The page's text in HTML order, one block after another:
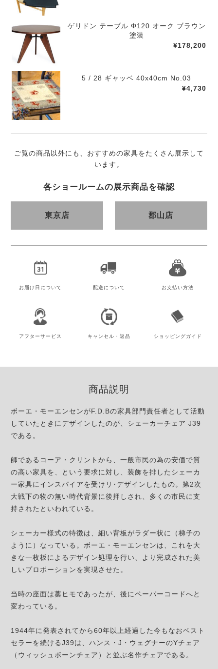
ゲリドン テーブル Φ120 オーク ブラウン
塗装
¥178,200
5 / 28 ギャッベ 40x40cm No.03
¥4,730
ご覧の商品以外にも、おすすめの家具をたくさん展示して
います。
各ショールームの展示商品を確認
東京店 郡山店
お届け日 について 配送について お支払い方法
アフターサービス キャンセル・ 返品 ショッピングガイド
商品説明
ボーエ・モーエンセンがF.D.Bの家具部門責任者として活動
していたときにデザインしたのが、シェーカーチェア J39
である。
師であるコーア・クリントから、一般市民の為の安価で質
の高い家具を、という要求に対し、装飾を排したシェーカ
ー家具にインスパイアを受けリ･デザインしたもの。第2次
大戦下の物の無い時代背景に後押しされ、多くの市民に支
持されたといわれている。
シェーカー様式の特徴は、細い背板がラダー状に（梯子の
ように）なっている。ボーエ・モーエンセンは、これを大
きな一枚板によるデザイン処理を行い、より完成された美
しいプロポーションを実現させた。
当時の座面は藁ヒモであったが、後にペーパーコードへと
変わっている。
1944年に発表されてから60年以上経過した今もなおベスト
セラーを続けるJ39は、ハンス・J・ウェグナーのYチェア
（ウィッシュボーンチェア）と並ぶ名作チェアである。